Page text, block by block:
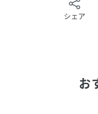
ひんやりとした生
ディとポイントにも
シェア
お